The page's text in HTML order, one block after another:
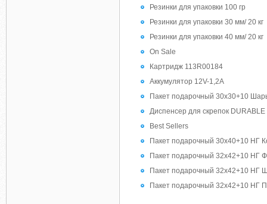
Резинки для упаковки 100 гр
Резинки для упаковки 30 мм/ 20 кг
Резинки для упаковки 40 мм/ 20 кг
On Sale
Картридж 113R00184
Аккумулятор 12V-1,2А
Пакет подарочный 30х30+10
Диспенсер для скрепок DURABLE
Best Sellers
Пакет подарочный 30х40+10 НГ
Пакет подарочный 32х42+10 НГ
Пакет подарочный 32х42+10 НГ
Пакет подарочный 32х42+10 НГ